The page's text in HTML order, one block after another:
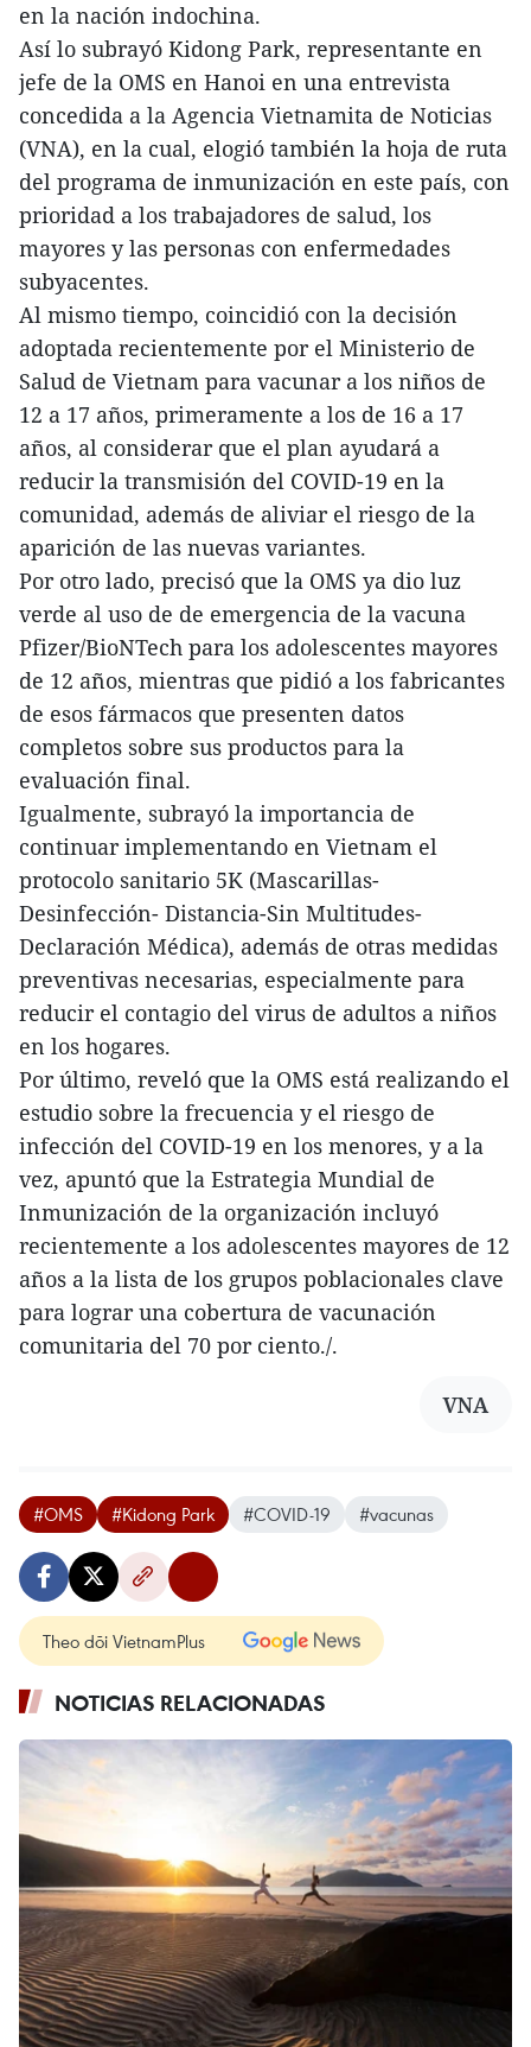
en la nación indochina.
Así lo subrayó Kidong Park, representante en
jefe de la OMS en Hanoi en una entrevista
concedida a la Agencia Vietnamita de Noticias
(VNA), en la cual, elogió también la hoja de ruta
del programa de inmunización en este país, con
prioridad a los trabajadores de salud, los
mayores y las personas con enfermedades
subyacentes.
Al mismo tiempo, coincidió con la decisión
adoptada recientemente por el Ministerio de
Salud de Vietnam para vacunar a los niños de
12 a 17 años, primeramente a los de 16 a 17
años, al considerar que el plan ayudará a
reducir la transmisión del COVID-19 en la
comunidad, además de aliviar el riesgo de la
aparición de las nuevas variantes.
Por otro lado, precisó que la OMS ya dio luz
verde al uso de de emergencia de la vacuna
Pfizer/BioNTech para los adolescentes mayores
de 12 años, mientras que pidió a los fabricantes
de esos fármacos que presenten datos
completos sobre sus productos para la
evaluación final.
Igualmente, subrayó la importancia de
continuar implementando en Vietnam el
protocolo sanitario 5K (Mascarillas-
Desinfección- Distancia-Sin Multitudes-
Declaración Médica), además de otras medidas
preventivas necesarias, especialmente para
reducir el contagio del virus de adultos a niños
en los hogares.
Por último, reveló que la OMS está realizando el
estudio sobre la frecuencia y el riesgo de
infección del COVID-19 en los menores, y a la
vez, apuntó que la Estrategia Mundial de
Inmunización de la organización incluyó
recientemente a los adolescentes mayores de 12
años a la lista de los grupos poblacionales clave
para lograr una cobertura de vacunación
comunitaria del 70 por ciento./.
VNA
#OMS #Kidong Park #COVID-19 #vacunas
Theo dõi VietnamPlus
NOTICIAS RELACIONADAS